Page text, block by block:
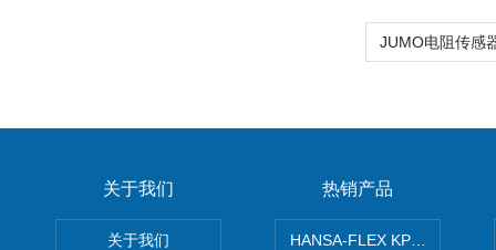
关于我们
关于我们
热销产品
HANSA-FLEX KP100P紧凑